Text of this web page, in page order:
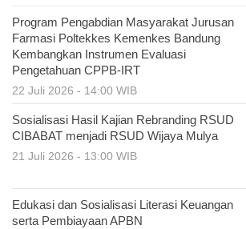
Program Pengabdian Masyarakat Jurusan
Farmasi Poltekkes Kemenkes Bandung
Kembangkan Instrumen Evaluasi
Pengetahuan CPPB-IRT
22 Juli 2026 - 14:00 WIB
Sosialisasi Hasil Kajian Rebranding RSUD
CIBABAT menjadi RSUD Wijaya Mulya
21 Juli 2026 - 13:00 WIB
Edukasi dan Sosialisasi Literasi Keuangan
serta Pembiayaan APBN